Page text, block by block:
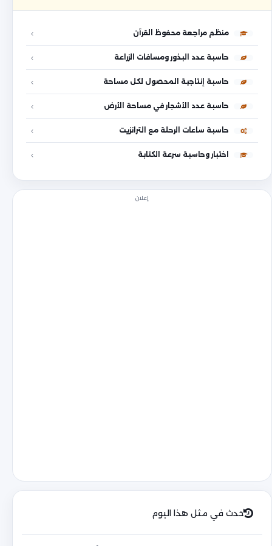
منظم مراجعة محفوظ القرآن
حاسبة عدد البذور ومسافات الزراعة
حاسبة إنتاجية المحصول لكل مساحة
حاسبة عدد الأشجار في مساحة الأرض
حاسبة ساعات الرحلة مع الترانزيت
اختبار وحاسبة سرعة الكتابة
إعلان
حدث في مثل هذا اليوم